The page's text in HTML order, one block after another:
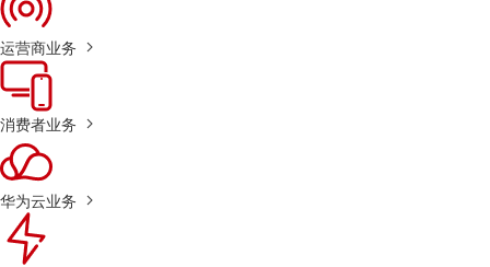
运营商业务
消费者业务
华为云业务